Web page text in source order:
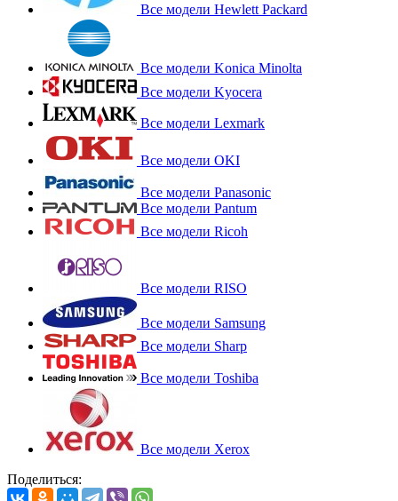
Все модели Hewlett Packard
Все модели Konica Minolta
Все модели Kyocera
Все модели Lexmark
Все модели OKI
Все модели Panasonic
Все модели Pantum
Все модели Ricoh
Все модели RISO
Все модели Samsung
Все модели Sharp
Все модели Toshiba
Все модели Xerox
Поделиться: